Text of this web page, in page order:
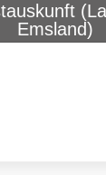
Emsland)